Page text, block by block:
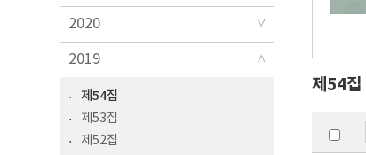
2020
2019
제54집
제53집
제52집
제54집